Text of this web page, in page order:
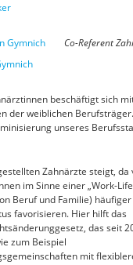
Co-Referent
beschäftigt sich
der weiblichen
unseres
Zahnärzte steigt, da
im Sinne einer „Work-
Beruf und Familie)
favorisieren. Hier hilft das
das seit
zum Beispiel
mit